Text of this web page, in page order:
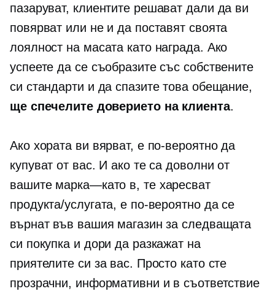
пазаруват, клиентите решават дали да ви
повярват или не и да поставят своята
лоялност на масата като награда. Ако
успеете да се съобразите със собствените
си стандарти и да спазите това обещание,
ще спечелите доверието на клиента.
Ако хората ви вярват, е по-вероятно да
купуват от вас. И ако те са доволни от
вашите марка—като в, те харесват
продукта/услугата, е по-вероятно да се
върнат във вашия магазин за следващата
си покупка и дори да разкажат на
приятелите си за вас. Просто като сте
прозрачни, информативни и в съответствие